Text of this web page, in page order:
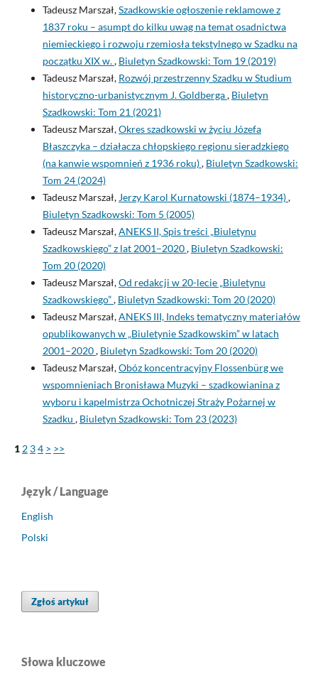
Tadeusz Marszał,Szadkowskie ogłoszenie reklamowe z
1837 roku – asumpt do kilku uwag na temat osadnictwa
niemieckiego i rozwoju rzemiosła tekstylnego w Szadku na
początku XIX w., Biuletyn Szadkowski: Tom 19 (2019)
Tadeusz Marszał, Rozwój przestrzenny Szadku w Studium
historyczno-urbanistycznym J. Goldberga, Biuletyn
Szadkowski: Tom 21 (2021)
Tadeusz Marszał,Okres szadkowski w życiu Józefa
Błaszczyka – działacza chłopskiego regionu sieradzkiego
(na kanwie wspomnień z 1936 roku), Biuletyn Szadkowski:
Tom 24 (2024)
Tadeusz Marszał, Jerzy Karol Kurnatowski (1874–1934),
Biuletyn Szadkowski: Tom 5 (2005)
Tadeusz Marszał,ANEKS II, Spis treści „Biuletynu
Szadkowskiego” z lat 2001–2020, Biuletyn Szadkowski:
Tom 20 (2020)
Tadeusz Marszał,Od redakcji w 20-lecie „Biuletynu
Szadkowskiego”, Biuletyn Szadkowski: Tom 20 (2020)
Tadeusz Marszał,ANEKS III, Indeks tematyczny materiałów
opublikowanych w „Biuletynie Szadkowskim” w latach
2001–2020, Biuletyn Szadkowski: Tom 20 (2020)
Tadeusz Marszał,Obóz koncentracyjny Flossenbürg we
wspomnieniach Bronisława Muzyki – szadkowianina z
wyboru i kapelmistrza Ochotniczej Straży Pożarnej w
Szadku , Biuletyn Szadkowski: Tom 23 (2023)
1 2 34 > >>
Język / Language
English
Polski
Zgłoś artykuł
Słowa kluczowe